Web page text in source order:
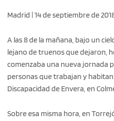
Madrid | 14 de septiembre de
A las 8 de la mañana, bajo un
lejano de truenos que dejaron,
comenzaba una nueva jornada
personas que trabajan y
Discapacidad de Envera, en
Sobre esa misma hora, en